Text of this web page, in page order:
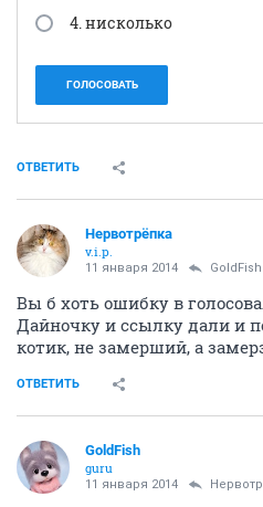
4. нисколько
ГОЛОСОВАТЬ
ОТВЕТИТЬ
Нервотрёпка
v.i.p.
11 января 2014 GoldFish
Вы б хоть ошибку в
Дайночку и ссылку дали и
котик, не замерший, а
ОТВЕТИТЬ
GoldFish
guru
11 января 2014